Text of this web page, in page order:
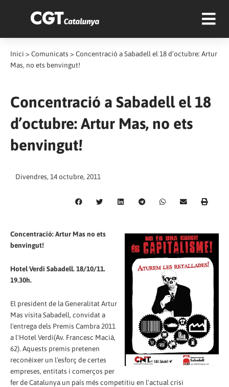
Inici > Comunicats > Concentració a Sabadell el 18 d’octubre: Artur
Mas, no ets benvingut!
Concentració a Sabadell el 18
d’octubre: Artur Mas, no ets
benvingut!
Divendres, 14 octubre, 2011
Concentració: Artur Mas no ets
benvingut!
Hotel Verdi Sabadell. 18/10/11.
19.30h.
El president de la Generalitat Artur
Mas visita Sabadell, convidat a
l'entrega dels Premis Cambra 2011
a l'Hotel Verdi(Av. Francesc Macià,
62). Aquests premis pretenen
reconèixer un l'esforç de certes
empreses, entitats i comerços per
fer de Catalunya un país més competitiu en l'actual crisi